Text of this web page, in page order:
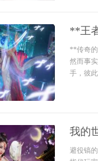
**王
**传奇
然而事
手，彼
我的
避役镐